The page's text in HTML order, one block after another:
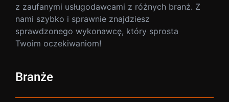
z zaufanymi usługodawcami z różnych branż. Z
nami szybko i sprawnie znajdziesz
sprawdzonego wykonawcę, który sprosta
Twoim oczekiwaniom!
Branże